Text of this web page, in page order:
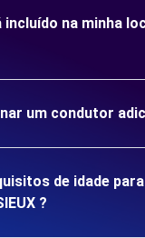
na minha
um condutor
de idade
?